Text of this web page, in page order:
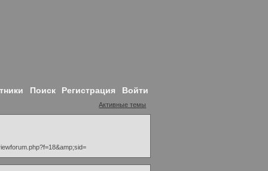
Поиск Регистрация Войти
Активные темы